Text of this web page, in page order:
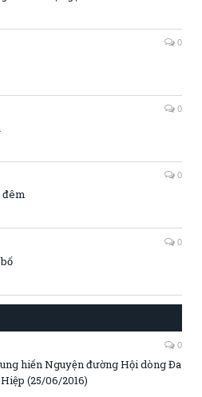
0
0
0
đêm
0
0
hiến Nguyện đường Hội dòng Đa
(25/06/2016)